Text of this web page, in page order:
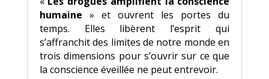
humaine » et ouvrent les portes du
temps. Elles libèrent l’esprit qui
s’affranchit des limites de notre monde en
trois dimensions pour s’ouvrir sur ce que
la conscience éveillée ne peut entrevoir.